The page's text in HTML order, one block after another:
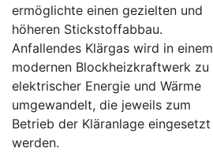
ermöglichte einen gezielten und
höheren Stickstoffabbau.
Anfallendes Klärgas wird in einem
modernen Blockheizkraftwerk zu
elektrischer Energie und Wärme
umgewandelt, die jeweils zum
Betrieb der Kläranlage eingesetzt
werden.